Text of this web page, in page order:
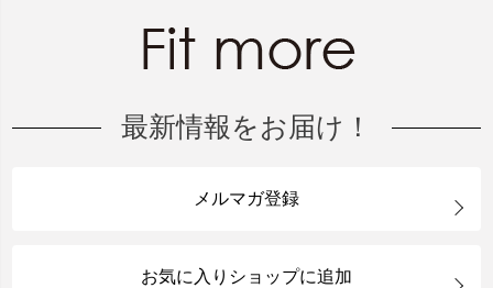
最新情報をお届け！
メルマガ登録
お気に入りショップに追加